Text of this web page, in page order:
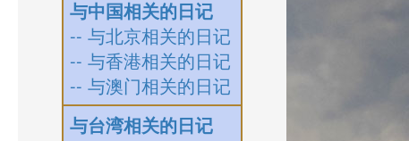
与中国相关的日记
-- 与北京相关的日记
-- 与香港相关的日记
-- 与澳门相关的日记
与台湾相关的日记